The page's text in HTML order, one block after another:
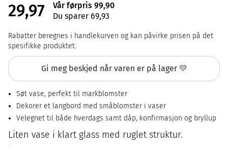
29,97
Vår førpris 99,90
Du sparer 69,93
Rabatter beregnes i handlekurven og kan påvirke prisen på det
spesifikke produktet.
Gi meg beskjed når varen er på lager 💛
Søt vase, perfekt til markblomster
Dekorer et langbord med småblomster i vaser
Velegnet til både hverdags samt dåp, konfirmasjon og bryllup
Liten vase i klart glass med ruglet struktur.